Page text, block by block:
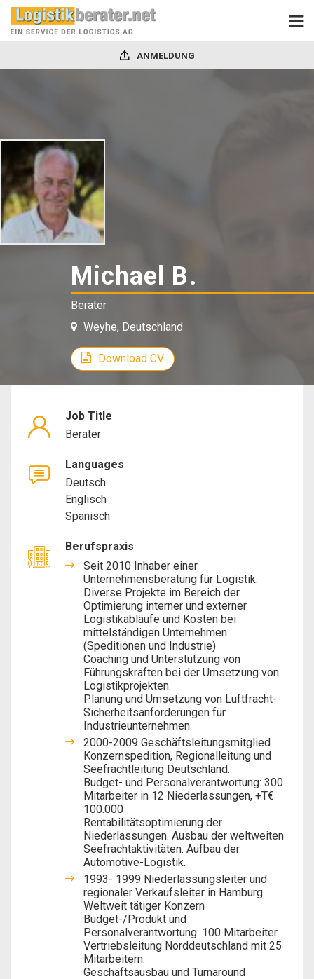
ANMELDUNG
Michael B.
Berater
Weyhe, Deutschland
Download CV
Job Title
Berater
Languages
Deutsch
Englisch
Spanisch
Berufspraxis
Seit 2010 Inhaber einer
Unternehmensberatung für Logistik.
Diverse Projekte im Bereich der
Optimierung interner und externer
Logistikabläufe und Kosten bei
mittelständigen Unternehmen
(Speditionen und Industrie)
Coaching und Unterstützung von
Führungskräften bei der Umsetzung von
Logistikprojekten.
Planung und Umsetzung von Luftfracht-
Sicherheitsanforderungen für
Industrieunternehmen
2000-2009 Geschäftsleitungsmitglied
Konzernspedition, Regionalleitung und
Seefrachtleitung Deutschland.
Budget- und Personalverantwortung: 300
Mitarbeiter in 12 Niederlassungen, +T€
100.000
Rentabilitätsoptimierung der
Niederlassungen. Ausbau der weltweiten
Seefrachtaktivitäten. Aufbau der
Automotive-Logistik.
1993- 1999 Niederlassungsleiter und
regionaler Verkaufsleiter in Hamburg.
Weltweit tätiger Konzern
Budget-/Produkt und
Personalverantwortung: 100 Mitarbeiter.
Vertriebsleitung Norddeutschland mit 25
Mitarbeitern.
Geschäftsausbau und Turnaround